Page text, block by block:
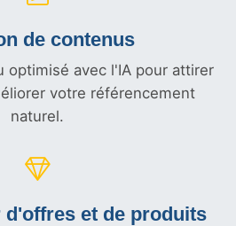
de contenus
optimisé avec l'IA pour attirer
votre référencement
naturel.
d'offres et de produits